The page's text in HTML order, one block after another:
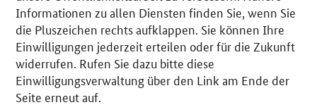
Informationen zu allen Diensten finden Sie, wenn Sie
die Pluszeichen rechts aufklappen. Sie können Ihre
Einwilligungen jederzeit erteilen oder für die Zukunft
widerrufen. Rufen Sie dazu bitte diese
Einwilligungsverwaltung über den Link am Ende der
Seite erneut auf.